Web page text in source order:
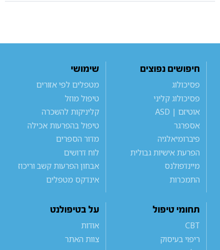
חיפושים נפוצים
פסיכולוג
פסיכולוג קליני
אוטיזם | ASD
אספרגר
פיברומיאלגיה
הפרעת אישיות גבולית
מיינדפולנס
התמכרות
שימושי
מטפלים לפי אזורים
טיפול מוזל
קליניקות להשכרה
טיפול בהפרעות אכילה
מדור הספרים
לוח דרושים
אבחון הפרעות קשב וריכוז
אינדקס מטפלים
תחומי טיפול
CBT
ריפוי בעיסוק
על בטיפולנט
אודות
צוות האתר